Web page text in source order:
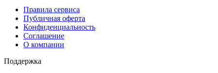
Правила сервиса
Публичная оферта
Конфиденциальность
Соглашение
О компании
Поддержка